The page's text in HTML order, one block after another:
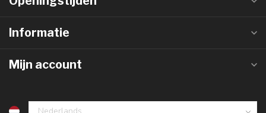
Informatie
Mijn account